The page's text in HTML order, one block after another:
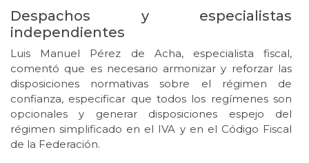
Despachos y especialistas
independientes
Luis Manuel Pérez de Acha, especialista fiscal,
comentó que es necesario armonizar y reforzar las
disposiciones normativas sobre el régimen de
confianza, especificar que todos los regímenes son
opcionales y generar disposiciones espejo del
régimen simplificado en el IVA y en el Código Fiscal
de la Federación.